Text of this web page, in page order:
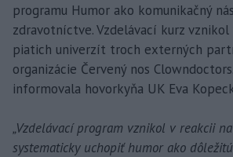
programu Humor ako komunikačný
zdravotníctve. Vzdelávací kurz vznikol
piatich univerzít troch externých
organizácie Červený nos
informovala hovorkyňa UK Eva
„Vzdelávací program vznikol v reakcii
systematicky uchopiť humor ako